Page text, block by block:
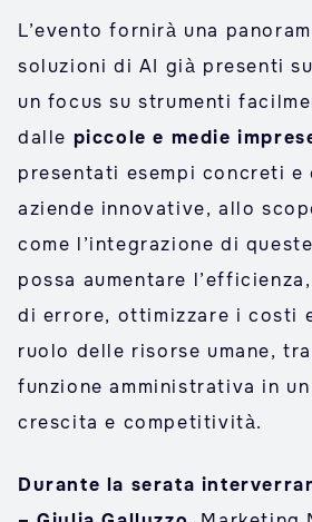
L’evento fornirà una
soluzioni di AI già presenti
un focus su strumenti
dalle piccole e medie
presentati esempi concreti e
aziende innovative, allo
come l’integrazione di
possa aumentare
di errore, ottimizzare i costi
ruolo delle risorse umane,
funzione amministrativa in
crescita e competitività.
Durante la serata